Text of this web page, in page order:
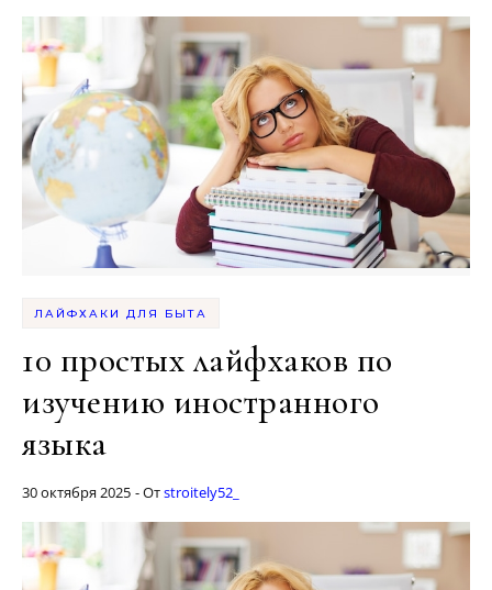
ЛАЙФХАКИ ДЛЯ БЫТА
10 простых лайфхаков по
изучению иностранного
языка
30 октября 2025 - Отstroitely52_